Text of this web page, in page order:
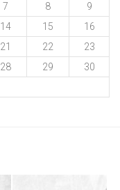
7 8
9
14 15
16
21 22
23
28 29
30